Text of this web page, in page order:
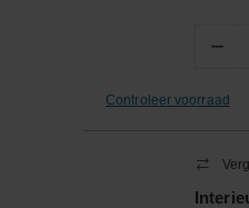
−
Controleer voorraad